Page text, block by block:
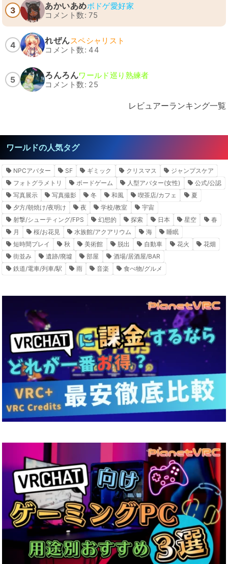
3 あかいあめボドゲ愛好家
コメント数: 75
4 れぜんスペシャリスト
コメント数: 44
5 ろんろんワールド巡り熟練者
コメント数: 25
レビュアーランキング一覧
ワールドの人気タグ
NPCアバター SF ギミック クリスマス
ジャンプスケア
フォトグラメトリ
ボードゲーム 人型アバター(女性)
公式/公認
写真展示
写真撮影 冬 和風 喫茶店/カフェ
夏
夕方/朝焼け/夜明け
夜 学校/教室
宇宙
射撃/シューティング/FPS
幻想的 探索 日本 星空
春
月
桜/お花見 水族館/アクアリウム 海
睡眠
短時間プレイ
秋 美術館 脱出 自動車 花火
花畑
街並み
遺跡/廃墟 部屋
酒場/居酒屋/BAR
鉄道/電車/列車/駅
雨 音楽 食べ物/グルメ